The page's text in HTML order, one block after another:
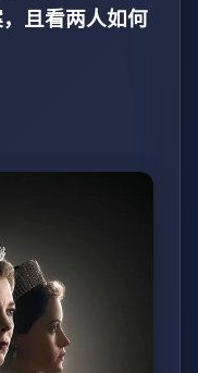
且看两人如何